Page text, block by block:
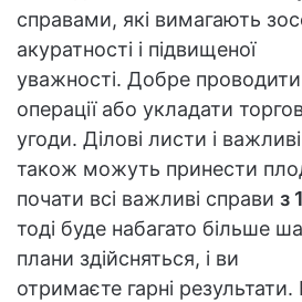
справами, які вимагають
акуратності і підвищеної
уважності. Добре проводити
операції або укладати
угоди. Ділові листи і
також можуть принести
почати всі важливі справи з
тоді буде набагато більше
плани здійсняться, і ви
отримаєте гарні